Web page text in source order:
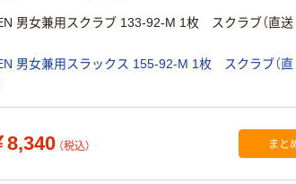
男女兼用スクラブ 133-92-M 1枚 スクラブ（直送
男女兼用スラックス 155-92-M 1枚 スクラブ（直
8,340 （税込） まと